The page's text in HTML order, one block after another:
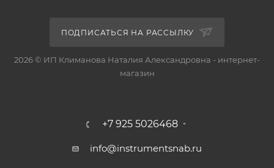
ПОДПИСАТЬСЯ НА РАССЫЛКУ
2026 © ИП Климанова Наталия Александровна - интернет-
магазин
+7 925 5026468
info@instrumentsnab.ru